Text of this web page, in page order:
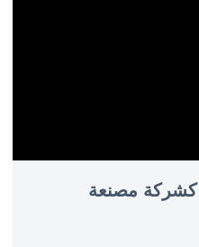
لماذا تختار AOLAFREE كشركة مصنعة